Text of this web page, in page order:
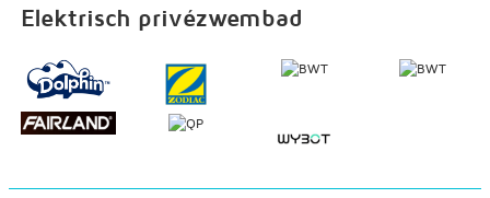
Elektrisch privézwembad